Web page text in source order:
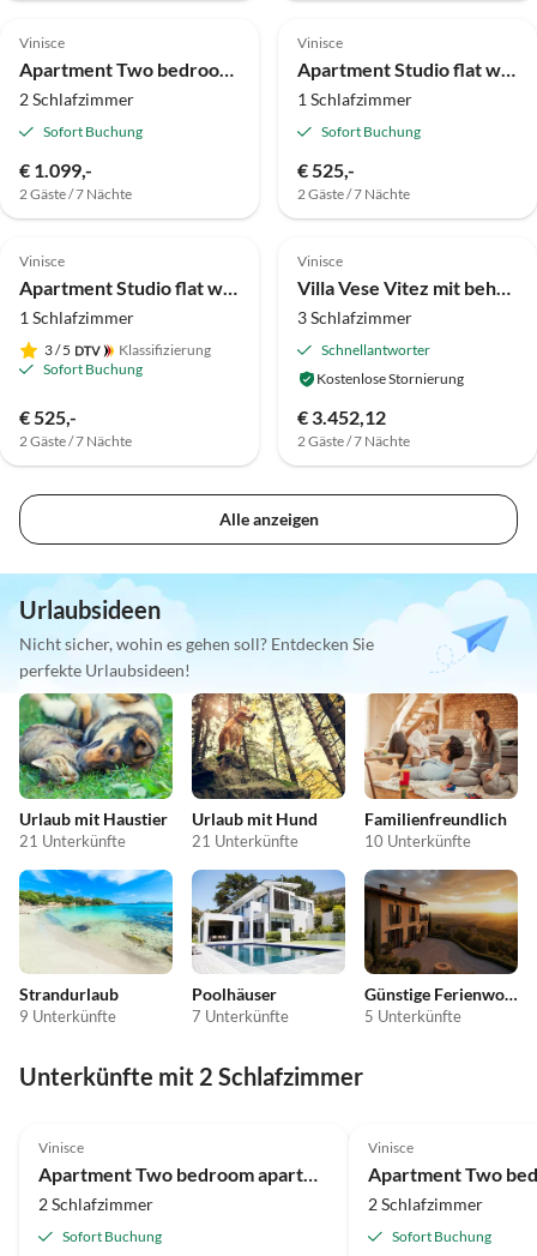
Vinisce
Apartment Two bedroom apartment with terrace and sea view Vinišće, Trogir A-10241-b
2 Schlafzimmer
Sofort Buchung
€ 1.099,-
2 Gäste / 7 Nächte
Vinisce
Apartment Studio flat with balcony Vinišće, Trogir AS-8660-d
1 Schlafzimmer
Sofort Buchung
€ 525,-
2 Gäste / 7 Nächte
Vinisce
Apartment Studio flat with terrace Vinišće, Trogir AS-12637-a
1 Schlafzimmer
3/ 5
Klassifizierung
Sofort Buchung
€ 525,-
2 Gäste / 7 Nächte
Vinisce
Villa Vese Vitez mit beheiztem Pool
3 Schlafzimmer
Schnellantworter
Kostenlose Stornierung
€ 3.452,12
2 Gäste / 7 Nächte
Alle anzeigen
Urlaubsideen
Nicht sicher, wohin es gehen soll? Entdecken Sie
perfekte Urlaubsideen!
Urlaub mit Haustier
21 Unterkünfte
Urlaub mit Hund
21 Unterkünfte
Familienfreundlich
10 Unterkünfte
Strandurlaub
9 Unterkünfte
Poolhäuser
7 Unterkünfte
Günstige Ferienwohnungen
5 Unterkünfte
Unterkünfte mit 2 Schlafzimmer
Vinisce
2 Schlafzimmer
Sofort Buchung
Vinisce
2 Schlafzimmer
Sofort Buchung